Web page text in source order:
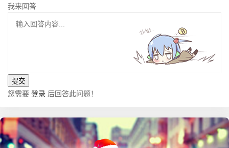
我来回答
您需要 登录 后回答此问题！